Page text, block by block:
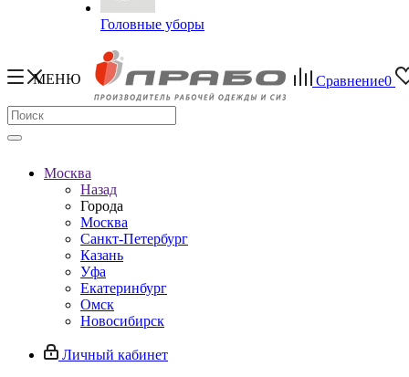
Головные уборы
МЕНЮ Сравнение0
Москва
Назад
Города
Москва
Санкт-Петербург
Казань
Уфа
Екатеринбург
Омск
Новосибирск
Личный кабинет